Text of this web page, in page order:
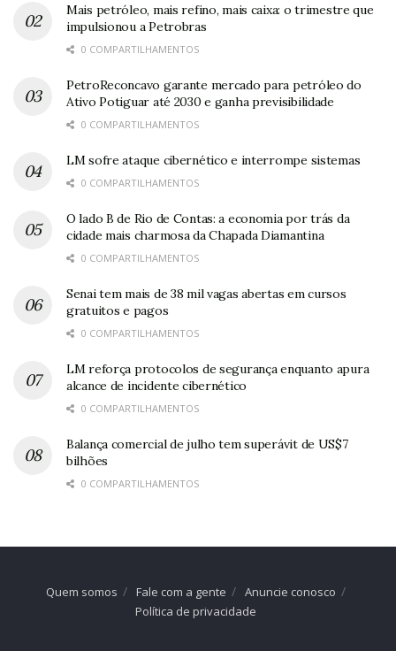
Mais petróleo, mais refino, mais caixa: o trimestre que
impulsionou a Petrobras
0 COMPARTILHAMENTOS
PetroReconcavo garante mercado para petróleo do
Ativo Potiguar até 2030 e ganha previsibilidade
0 COMPARTILHAMENTOS
LM sofre ataque cibernético e interrompe sistemas
0 COMPARTILHAMENTOS
O lado B de Rio de Contas: a economia por trás da
cidade mais charmosa da Chapada Diamantina
0 COMPARTILHAMENTOS
Senai tem mais de 38 mil vagas abertas em cursos
gratuitos e pagos
0 COMPARTILHAMENTOS
LM reforça protocolos de segurança enquanto apura
alcance de incidente cibernético
0 COMPARTILHAMENTOS
Balança comercial de julho tem superávit de US$7
bilhões
0 COMPARTILHAMENTOS
Quem somos Fale com a gente
Anuncie conosco
Política de privacidade